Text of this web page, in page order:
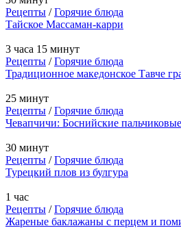
Рецепты /Горячие блюда
Тайское Массаман-карри
3 часа 15 минут
Рецепты /Горячие блюда
Традиционное македонское Тавче
25 минут
Рецепты /Горячие блюда
Чевапчичи: Боснийские
30 минут
Рецепты /Горячие блюда
Турецкий плов из булгура
1 час
Рецепты /Горячие блюда
Жареные баклажаны с перцем и